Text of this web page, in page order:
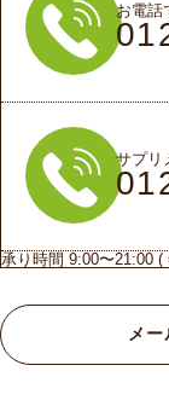
お電話
サプリ
承り時間 9:00〜21:00
メ